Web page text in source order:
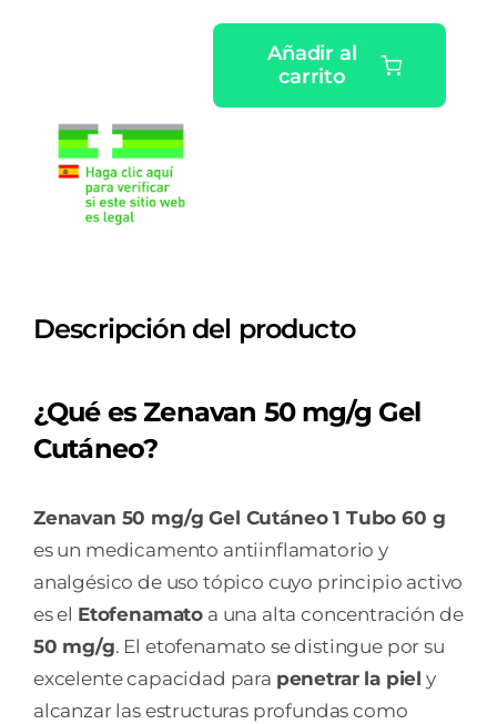
MG/G
GEL
CUTANEO
G
Añadir al
carrito
Descripción del producto
¿Qué es Zenavan 50 mg/g Gel
Cutáneo?
Zenavan 50 mg/g Gel Cutáneo 1 Tubo 60 g
es un medicamento antiinflamatorio y
analgésico de uso tópico cuyo principio activo
es el Etofenamato a una alta concentración de
50 mg/g. El etofenamato se distingue por su
excelente capacidad para penetrar la piel y
alcanzar las estructuras profundas como